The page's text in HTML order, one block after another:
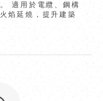
適用於電纜、鋼構
焰延燒，提升建築